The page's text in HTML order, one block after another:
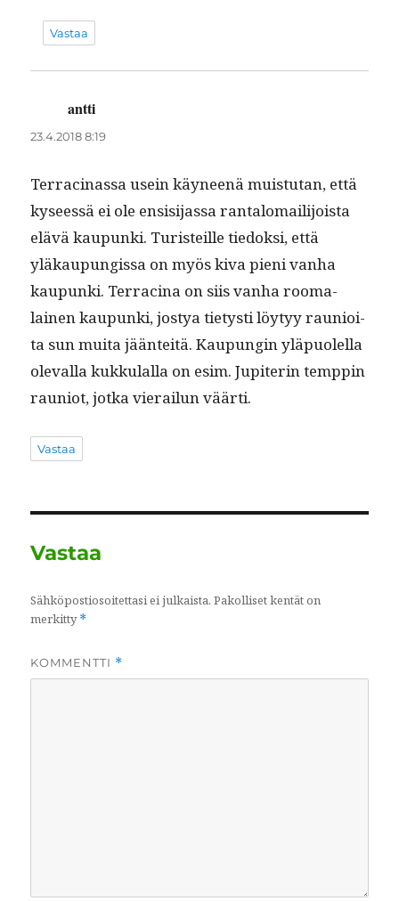
Vastaa
antti
23.4.2018 8:19
Ter­raci­nas­sa usein käyneenä muis­tu­tan, että
kyseessä ei ole ensisi­jas­sa rantalo­mail­i­joista
elävä kaupun­ki. Tur­is­teille tiedok­si, että
yläkaupungis­sa on myös kiva pieni van­ha
kaupun­ki. Ter­raci­na on siis van­ha rooma­
lainen kaupun­ki, jostya tietysti löy­tyy rau­nioi­
ta sun mui­ta jään­teitä. Kaupun­gin yläpuolel­la
ole­val­la kukku­lal­la on esim. Jupi­terin temp­pin
rau­niot, jot­ka vierailun väärti.
Vastaa
Vastaa
Sähköpostiosoitettasi ei julkaista. Pakolliset kentät on
merkitty*
KOMMENTTI *